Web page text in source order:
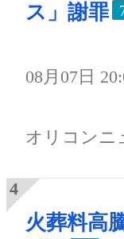
ス」謝罪
08月07日
オリコンニ
火葬料高